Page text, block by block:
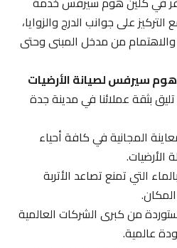
على جوانب الدرج والزوايا،
من مدخل المبنى وحتى
سيرفس لصيانة الأرضيات
بثقة عملائنا في مدينة جدة
المجانية في كافة أحياء
التي تمنع تصاعد الأتربة
من كبرى الشركات العالمية
عالمية.